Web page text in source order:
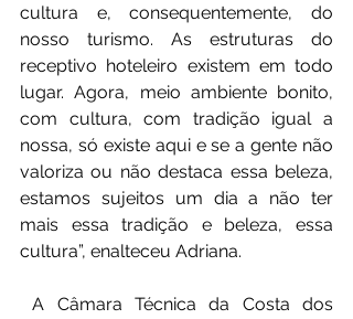
cultura e, consequentemente, do
nosso turismo. As estruturas do
receptivo hoteleiro existem em todo
lugar. Agora, meio ambiente bonito,
com cultura, com tradição igual a
nossa, só existe aqui e se a gente não
valoriza ou não destaca essa beleza,
estamos sujeitos um dia a não ter
mais essa tradição e beleza, essa
cultura”, enalteceu Adriana.
A Câmara Técnica da Costa dos